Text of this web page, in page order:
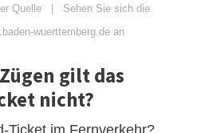
Quelle | Sehen Sie sich die
wuerttemberg.de an
gilt das
nicht?
Ticket im Fernverkehr?